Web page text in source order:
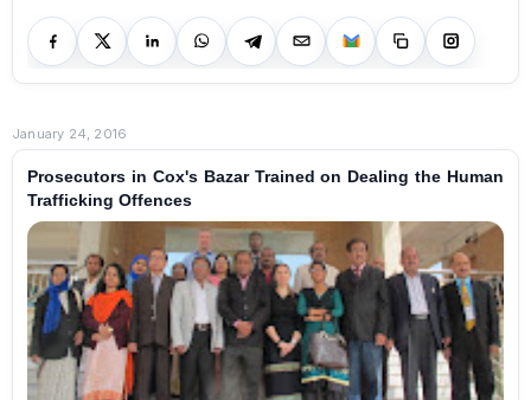
January 24, 2016
Prosecutors in Cox's Bazar Trained on Dealing the Human
Trafficking Offences